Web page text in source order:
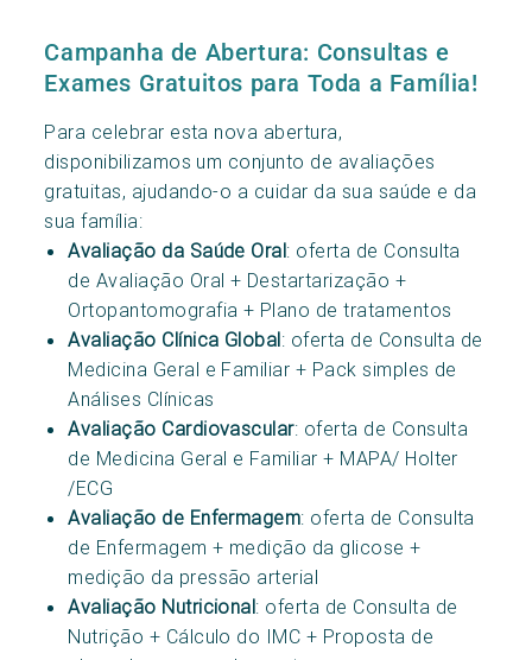
Campanha de Abertura: Consultas e
Exames Gratuitos para Toda a Família!
Para celebrar esta nova abertura,
disponibilizamos um conjunto de avaliações
gratuitas, ajudando-o a cuidar da sua saúde e da
sua família:
Avaliação da Saúde Oral: oferta de Consulta
de Avaliação Oral + Destartarização +
Ortopantomografia + Plano de tratamentos
Avaliação Clínica Global: oferta de Consulta de
Medicina Geral e Familiar + Pack simples de
Análises Clínicas
Avaliação Cardiovascular: oferta de Consulta
de Medicina Geral e Familiar + MAPA/ Holter
/ECG
Avaliação de Enfermagem: oferta de Consulta
de Enfermagem + medição da glicose +
medição da pressão arterial
Avaliação Nutricional: oferta de Consulta de
Nutrição + Cálculo do IMC + Proposta de